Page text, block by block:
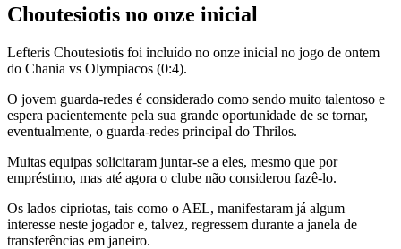
Choutesiotis no onze inicial
Lefteris Choutesiotis foi incluído no onze inicial no jogo de ontem
do Chania vs Olympiacos (0:4).
O jovem guarda-redes é considerado como sendo muito talentoso e
espera pacientemente pela sua grande oportunidade de se tornar,
eventualmente, o guarda-redes principal do Thrilos.
Muitas equipas solicitaram juntar-se a eles, mesmo que por
empréstimo, mas até agora o clube não considerou fazê-lo.
Os lados cipriotas, tais como o AEL, manifestaram já algum
interesse neste jogador e, talvez, regressem durante a janela de
transferências em janeiro.